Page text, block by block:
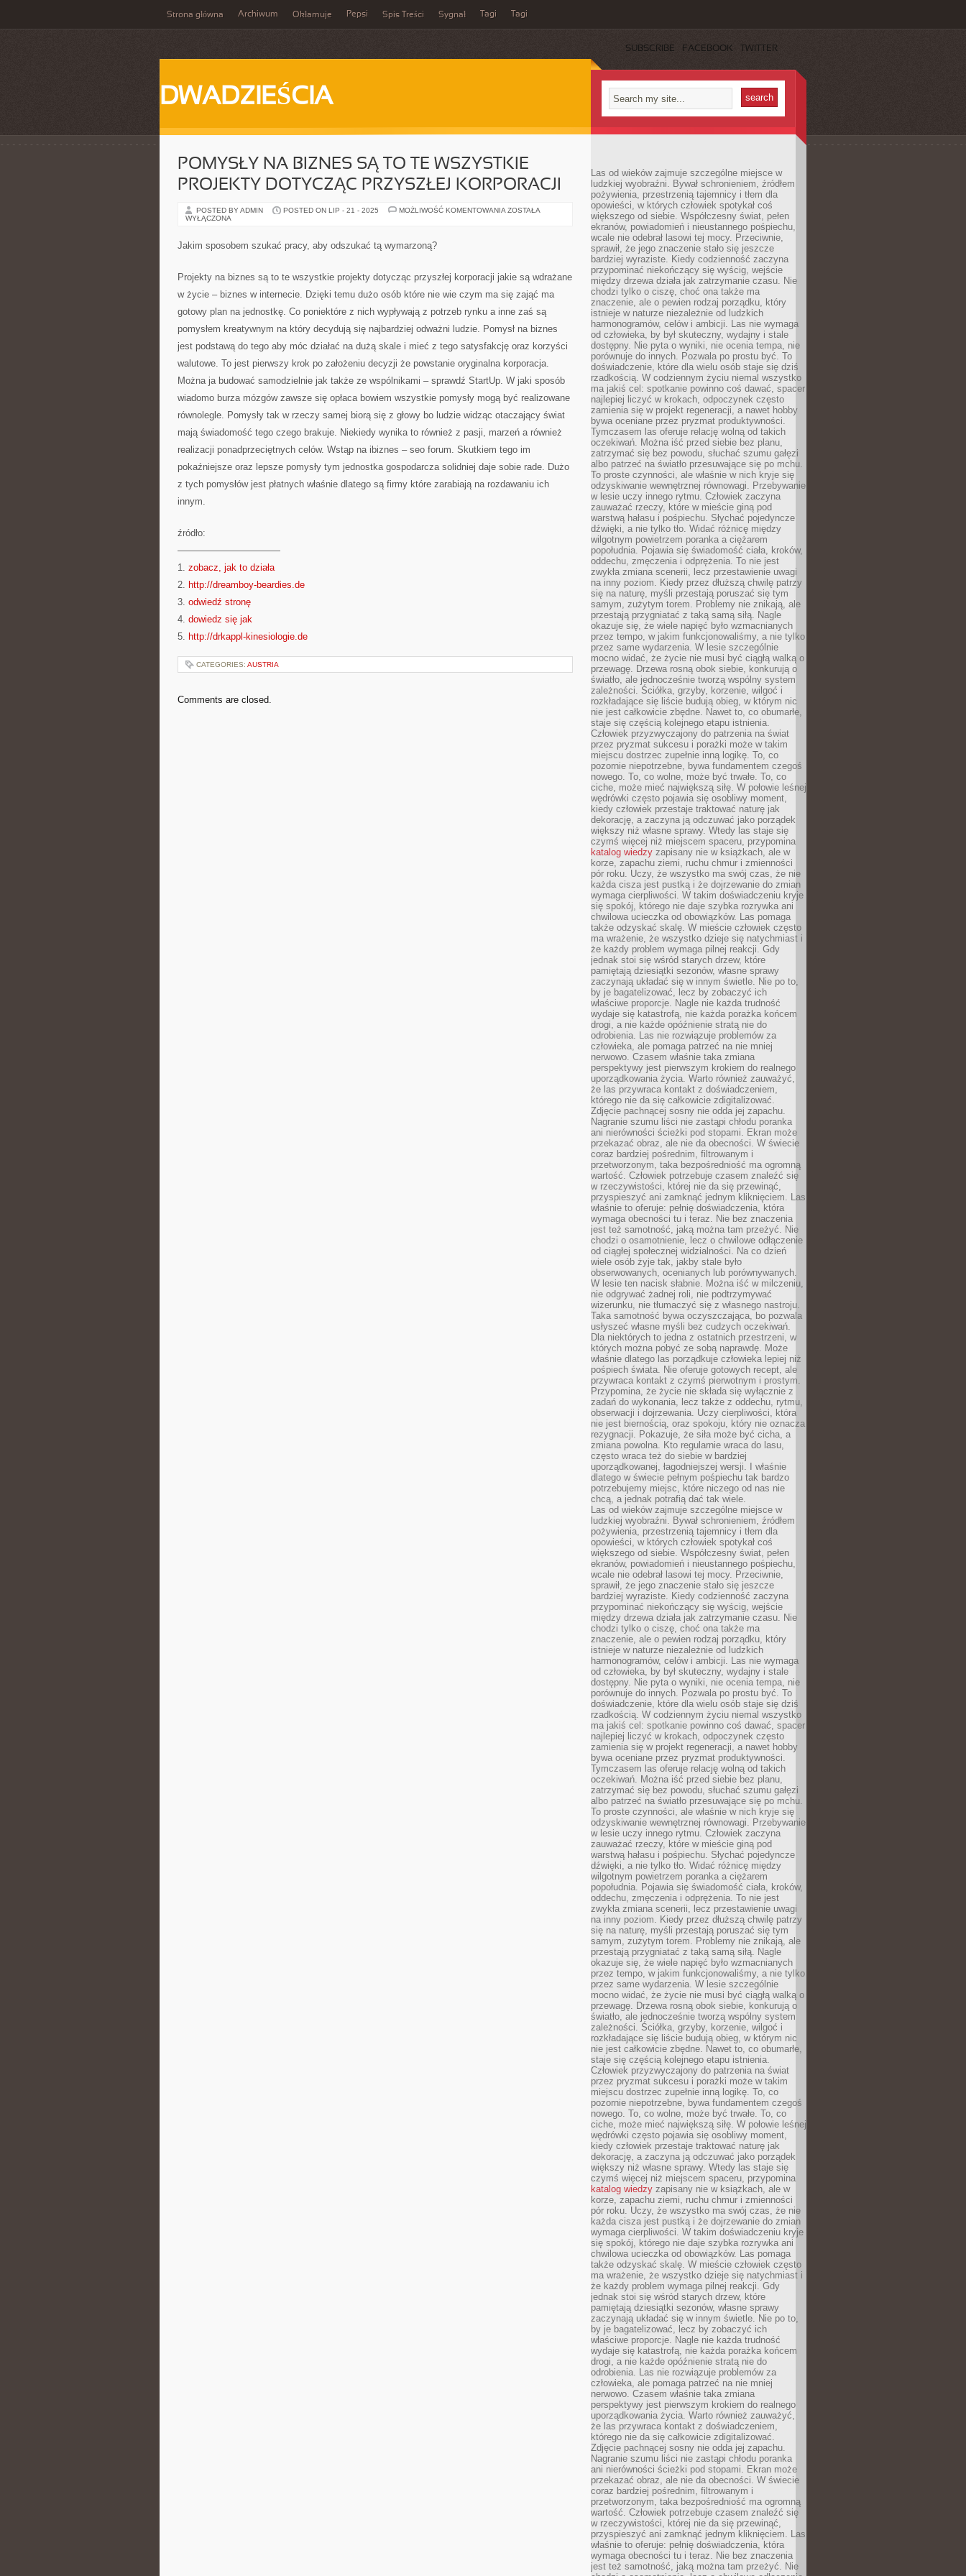
Strona główna Archiwum Okłamuje Pepsi Spis Treści Sygnał Tagi Tagi
SUBSCRIBE FACEBOOK TWITTER
DWADZIEŚCIA
POMYSŁY NA BIZNES SĄ TO TE WSZYSTKIE
PROJEKTY DOTYCZĄC PRZYSZŁEJ KORPORACJI
POSTED BY ADMIN POSTED ON LIP - 21 - 2025 MOŻLIWOŚĆ KOMENTOWANIA POMYSŁY
DOTYCZĄC
PRZYSZŁEJ
ZOSTAŁA
WYŁĄCZONA
Jakim sposobem szukać pracy, aby odszukać tą wymarzoną?
Projekty na biznes są to te wszystkie projekty dotycząc przyszłej korporacji jakie są wdrażane
w życie – biznes w internecie. Dzięki temu dużo osób które nie wie czym ma się zająć ma
gotowy plan na jednostkę. Co poniektóre z nich wypływają z potrzeb rynku a inne zaś są
pomysłem kreatywnym na który decydują się najbardziej odważni ludzie. Pomysł na biznes
jest podstawą do tego aby móc działać na dużą skale i mieć z tego satysfakcję oraz korzyści
walutowe. To jest pierwszy krok po założeniu decyzji że powstanie oryginalna korporacja.
Można ja budować samodzielnie jak także ze wspólnikami – sprawdź StartUp. W jaki sposób
wiadomo burza mózgów zawsze się opłaca bowiem wszystkie pomysły mogą być realizowane
równolegle. Pomysły tak w rzeczy samej biorą się z głowy bo ludzie widząc otaczający świat
mają świadomość tego czego brakuje. Niekiedy wynika to również z pasji, marzeń a również
realizacji ponadprzeciętnych celów. Wstąp na ibiznes – seo forum. Skutkiem tego im
pokaźniejsze oraz lepsze pomysły tym jednostka gospodarcza solidniej daje sobie rade. Dużo
z tych pomysłów jest płatnych właśnie dlatego są firmy które zarabiają na rozdawaniu ich
innym.
źródło:
———————————
1. zobacz, jak to działa
2. http://dreamboy-beardies.de
3. odwiedź stronę
4. dowiedz się jak
5. http://drkappl-kinesiologie.de
CATEGORIES: AUSTRIA
Comments are closed.
Las od wieków zajmuje szczególne miejsce w
ludzkiej wyobraźni. Bywał schronieniem, źródłem
pożywienia, przestrzenią tajemnicy i tłem dla
opowieści, w których człowiek spotykał coś
większego od siebie. Współczesny świat, pełen
ekranów, powiadomień i nieustannego pośpiechu,
wcale nie odebrał lasowi tej mocy. Przeciwnie,
sprawił, że jego znaczenie stało się jeszcze
bardziej wyraziste. Kiedy codzienność zaczyna
przypominać niekończący się wyścig, wejście
między drzewa działa jak zatrzymanie czasu. Nie
chodzi tylko o ciszę, choć ona także ma
znaczenie, ale o pewien rodzaj porządku, który
istnieje w naturze niezależnie od ludzkich
harmonogramów, celów i ambicji. Las nie wymaga
od człowieka, by był skuteczny, wydajny i stale
dostępny. Nie pyta o wyniki, nie ocenia tempa, nie
porównuje do innych. Pozwala po prostu być. To
doświadczenie, które dla wielu osób staje się dziś
rzadkością. W codziennym życiu niemal wszystko
ma jakiś cel: spotkanie powinno coś dawać, spacer
najlepiej liczyć w krokach, odpoczynek często
zamienia się w projekt regeneracji, a nawet hobby
bywa oceniane przez pryzmat produktywności.
Tymczasem las oferuje relację wolną od takich
oczekiwań. Można iść przed siebie bez planu,
zatrzymać się bez powodu, słuchać szumu gałęzi
albo patrzeć na światło przesuwające się po mchu.
To proste czynności, ale właśnie w nich kryje się
odzyskiwanie wewnętrznej równowagi. Przebywanie
w lesie uczy innego rytmu. Człowiek zaczyna
zauważać rzeczy, które w mieście giną pod
warstwą hałasu i pośpiechu. Słychać pojedyncze
dźwięki, a nie tylko tło. Widać różnicę między
wilgotnym powietrzem poranka a ciężarem
popołudnia. Pojawia się świadomość ciała, kroków,
oddechu, zmęczenia i odprężenia. To nie jest
zwykła zmiana scenerii, lecz przestawienie uwagi
na inny poziom. Kiedy przez dłuższą chwilę patrzy
się na naturę, myśli przestają poruszać się tym
samym, zużytym torem. Problemy nie znikają, ale
przestają przygniatać z taką samą siłą. Nagle
okazuje się, że wiele napięć było wzmacnianych
przez tempo, w jakim funkcjonowaliśmy, a nie tylko
przez same wydarzenia. W lesie szczególnie
mocno widać, że życie nie musi być ciągłą walką o
przewagę. Drzewa rosną obok siebie, konkurują o
światło, ale jednocześnie tworzą wspólny system
zależności. Ściółka, grzyby, korzenie, wilgoć i
rozkładające się liście budują obieg, w którym nic
nie jest całkowicie zbędne. Nawet to, co obumarłe,
staje się częścią kolejnego etapu istnienia.
Człowiek przyzwyczajony do patrzenia na świat
przez pryzmat sukcesu i porażki może w takim
miejscu dostrzec zupełnie inną logikę. To, co
pozornie niepotrzebne, bywa fundamentem czegoś
nowego. To, co wolne, może być trwałe. To, co
ciche, może mieć największą siłę. W połowie leśnej
wędrówki często pojawia się osobliwy moment,
kiedy człowiek przestaje traktować naturę jak
dekorację, a zaczyna ją odczuwać jako porządek
większy niż własne sprawy. Wtedy las staje się
czymś więcej niż miejscem spaceru, przypomina
katalog wiedzy zapisany nie w książkach, ale w
korze, zapachu ziemi, ruchu chmur i zmienności
pór roku. Uczy, że wszystko ma swój czas, że nie
każda cisza jest pustką i że dojrzewanie do zmian
wymaga cierpliwości. W takim doświadczeniu kryje
się spokój, którego nie daje szybka rozrywka ani
chwilowa ucieczka od obowiązków. Las pomaga
także odzyskać skalę. W mieście człowiek często
ma wrażenie, że wszystko dzieje się natychmiast i
że każdy problem wymaga pilnej reakcji. Gdy
jednak stoi się wśród starych drzew, które
pamiętają dziesiątki sezonów, własne sprawy
zaczynają układać się w innym świetle. Nie po to,
by je bagatelizować, lecz by zobaczyć ich
właściwe proporcje. Nagle nie każda trudność
wydaje się katastrofą, nie każda porażka końcem
drogi, a nie każde opóźnienie stratą nie do
odrobienia. Las nie rozwiązuje problemów za
człowieka, ale pomaga patrzeć na nie mniej
nerwowo. Czasem właśnie taka zmiana
perspektywy jest pierwszym krokiem do realnego
uporządkowania życia. Warto również zauważyć,
że las przywraca kontakt z doświadczeniem,
którego nie da się całkowicie zdigitalizować.
Zdjęcie pachnącej sosny nie odda jej zapachu.
Nagranie szumu liści nie zastąpi chłodu poranka
ani nierówności ścieżki pod stopami. Ekran może
przekazać obraz, ale nie da obecności. W świecie
coraz bardziej pośrednim, filtrowanym i
przetworzonym, taka bezpośredniość ma ogromną
wartość. Człowiek potrzebuje czasem znaleźć się
w rzeczywistości, której nie da się przewinąć,
przyspieszyć ani zamknąć jednym kliknięciem. Las
właśnie to oferuje: pełnię doświadczenia, która
wymaga obecności tu i teraz. Nie bez znaczenia
jest też samotność, jaką można tam przeżyć. Nie
chodzi o osamotnienie, lecz o chwilowe odłączenie
od ciągłej społecznej widzialności. Na co dzień
wiele osób żyje tak, jakby stale było
obserwowanych, ocenianych lub porównywanych.
W lesie ten nacisk słabnie. Można iść w milczeniu,
nie odgrywać żadnej roli, nie podtrzymywać
wizerunku, nie tłumaczyć się z własnego nastroju.
Taka samotność bywa oczyszczająca, bo pozwala
usłyszeć własne myśli bez cudzych oczekiwań.
Dla niektórych to jedna z ostatnich przestrzeni, w
których można pobyć ze sobą naprawdę. Może
właśnie dlatego las porządkuje człowieka lepiej niż
pośpiech świata. Nie oferuje gotowych recept, ale
przywraca kontakt z czymś pierwotnym i prostym.
Przypomina, że życie nie składa się wyłącznie z
zadań do wykonania, lecz także z oddechu, rytmu,
obserwacji i dojrzewania. Uczy cierpliwości, która
nie jest biernością, oraz spokoju, który nie oznacza
rezygnacji. Pokazuje, że siła może być cicha, a
zmiana powolna. Kto regularnie wraca do lasu,
często wraca też do siebie w bardziej
uporządkowanej, łagodniejszej wersji. I właśnie
dlatego w świecie pełnym pośpiechu tak bardzo
potrzebujemy miejsc, które niczego od nas nie
chcą, a jednak potrafią dać tak wiele.
Las od wieków zajmuje szczególne miejsce w
ludzkiej wyobraźni. Bywał schronieniem, źródłem
pożywienia, przestrzenią tajemnicy i tłem dla
opowieści, w których człowiek spotykał coś
większego od siebie. Współczesny świat, pełen
ekranów, powiadomień i nieustannego pośpiechu,
wcale nie odebrał lasowi tej mocy. Przeciwnie,
sprawił, że jego znaczenie stało się jeszcze
bardziej wyraziste. Kiedy codzienność zaczyna
przypominać niekończący się wyścig, wejście
między drzewa działa jak zatrzymanie czasu. Nie
chodzi tylko o ciszę, choć ona także ma
znaczenie, ale o pewien rodzaj porządku, który
istnieje w naturze niezależnie od ludzkich
harmonogramów, celów i ambicji. Las nie wymaga
od człowieka, by był skuteczny, wydajny i stale
dostępny. Nie pyta o wyniki, nie ocenia tempa, nie
porównuje do innych. Pozwala po prostu być. To
doświadczenie, które dla wielu osób staje się dziś
rzadkością. W codziennym życiu niemal wszystko
ma jakiś cel: spotkanie powinno coś dawać, spacer
najlepiej liczyć w krokach, odpoczynek często
zamienia się w projekt regeneracji, a nawet hobby
bywa oceniane przez pryzmat produktywności.
Tymczasem las oferuje relację wolną od takich
oczekiwań. Można iść przed siebie bez planu,
zatrzymać się bez powodu, słuchać szumu gałęzi
albo patrzeć na światło przesuwające się po mchu.
To proste czynności, ale właśnie w nich kryje się
odzyskiwanie wewnętrznej równowagi. Przebywanie
w lesie uczy innego rytmu. Człowiek zaczyna
zauważać rzeczy, które w mieście giną pod
warstwą hałasu i pośpiechu. Słychać pojedyncze
dźwięki, a nie tylko tło. Widać różnicę między
wilgotnym powietrzem poranka a ciężarem
popołudnia. Pojawia się świadomość ciała, kroków,
oddechu, zmęczenia i odprężenia. To nie jest
zwykła zmiana scenerii, lecz przestawienie uwagi
na inny poziom. Kiedy przez dłuższą chwilę patrzy
się na naturę, myśli przestają poruszać się tym
samym, zużytym torem. Problemy nie znikają, ale
przestają przygniatać z taką samą siłą. Nagle
okazuje się, że wiele napięć było wzmacnianych
przez tempo, w jakim funkcjonowaliśmy, a nie tylko
przez same wydarzenia. W lesie szczególnie
mocno widać, że życie nie musi być ciągłą walką o
przewagę. Drzewa rosną obok siebie, konkurują o
światło, ale jednocześnie tworzą wspólny system
zależności. Ściółka, grzyby, korzenie, wilgoć i
rozkładające się liście budują obieg, w którym nic
nie jest całkowicie zbędne. Nawet to, co obumarłe,
staje się częścią kolejnego etapu istnienia.
Człowiek przyzwyczajony do patrzenia na świat
przez pryzmat sukcesu i porażki może w takim
miejscu dostrzec zupełnie inną logikę. To, co
pozornie niepotrzebne, bywa fundamentem czegoś
nowego. To, co wolne, może być trwałe. To, co
ciche, może mieć największą siłę. W połowie leśnej
wędrówki często pojawia się osobliwy moment,
kiedy człowiek przestaje traktować naturę jak
dekorację, a zaczyna ją odczuwać jako porządek
większy niż własne sprawy. Wtedy las staje się
czymś więcej niż miejscem spaceru, przypomina
katalog wiedzy zapisany nie w książkach, ale w
korze, zapachu ziemi, ruchu chmur i zmienności
pór roku. Uczy, że wszystko ma swój czas, że nie
każda cisza jest pustką i że dojrzewanie do zmian
wymaga cierpliwości. W takim doświadczeniu kryje
się spokój, którego nie daje szybka rozrywka ani
chwilowa ucieczka od obowiązków. Las pomaga
także odzyskać skalę. W mieście człowiek często
ma wrażenie, że wszystko dzieje się natychmiast i
że każdy problem wymaga pilnej reakcji. Gdy
jednak stoi się wśród starych drzew, które
pamiętają dziesiątki sezonów, własne sprawy
zaczynają układać się w innym świetle. Nie po to,
by je bagatelizować, lecz by zobaczyć ich
właściwe proporcje. Nagle nie każda trudność
wydaje się katastrofą, nie każda porażka końcem
drogi, a nie każde opóźnienie stratą nie do
odrobienia. Las nie rozwiązuje problemów za
człowieka, ale pomaga patrzeć na nie mniej
nerwowo. Czasem właśnie taka zmiana
perspektywy jest pierwszym krokiem do realnego
uporządkowania życia. Warto również zauważyć,
że las przywraca kontakt z doświadczeniem,
którego nie da się całkowicie zdigitalizować.
Zdjęcie pachnącej sosny nie odda jej zapachu.
Nagranie szumu liści nie zastąpi chłodu poranka
ani nierówności ścieżki pod stopami. Ekran może
przekazać obraz, ale nie da obecności. W świecie
coraz bardziej pośrednim, filtrowanym i
przetworzonym, taka bezpośredniość ma ogromną
wartość. Człowiek potrzebuje czasem znaleźć się
w rzeczywistości, której nie da się przewinąć,
przyspieszyć ani zamknąć jednym kliknięciem. Las
właśnie to oferuje: pełnię doświadczenia, która
wymaga obecności tu i teraz. Nie bez znaczenia
jest też samotność, jaką można tam przeżyć. Nie